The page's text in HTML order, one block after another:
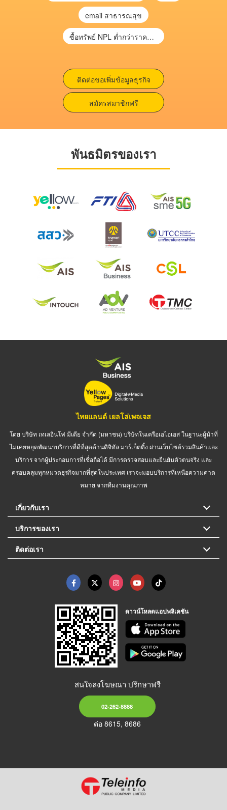
email สาธารณสุข
ซื้อทรัพย์ NPL ต่ำกว่าราคาตลาด 30-70% แบบไม่ต้องไปประมูล”
ติดต่อขอเพิ่มข้อมูลธุรกิจ
สมัครสมาชิกฟรี
พันธมิตรของเรา
ไทยแลนด์ เยลโล่เพจเจส
โดย บริษัท เทเลอินโฟ มีเดีย จำกัด (มหาชน) บริษัทในเครือเอไอเอส ในฐานะผู้นำที่
ไม่เคยหยุดพัฒนาบริการที่ดีที่สุดด้านดิจิทัล มาร์เก็ตติ้ง ผ่านเว็บไซต์รวมสินค้าและ
บริการ จากผู้ประกอบการที่เชื่อถือได้ มีการตรวจสอบและยืนยันตัวตนจริง และ
ครอบคลุมทุกหมวดธุรกิจมากที่สุดในประเทศ เราจะมอบบริการที่เหนือความคาด
หมาย จากทีมงานคุณภาพ
เกี่ยวกับเรา
บริการของเรา
ติดต่อเรา
ดาวน์โหลดแอปพลิเคชัน
สนใจลงโฆษณา ปรึกษาฟรี
02-262-8888
ต่อ 8615, 8686